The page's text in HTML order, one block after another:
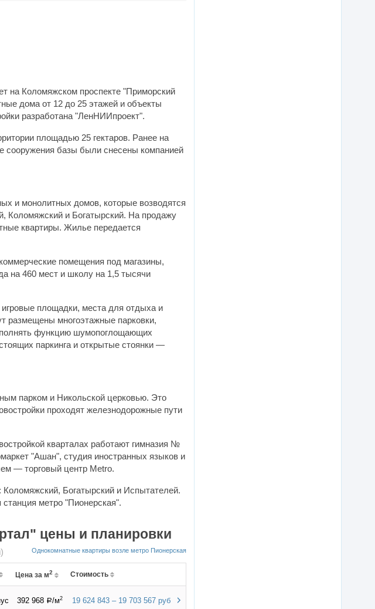
на Коломяжском проспекте "Приморский
дома от 12 до 25 этажей и объекты
разработана "ЛенНИИпроект".
площадью 25 гектаров. Ранее на
сооружения базы были снесены компанией
и монолитных домов, которые возводятся
Коломяжский и Богатырский. На продажу
квартиры. Жилье передается
помещения под магазины,
на 460 мест и школу на 1,5 тысячи
площадки, места для отдыха и
размещены многоэтажные парковки,
функцию шумопоглощающих
парком и Никольской церковью. Это
проходят железнодорожные пути
кварталах работают гимназия №
"Ашан", студия иностранных языков и
— торговый центр Metro.
Коломяжский, Богатырский и Испытателей.
метро "Пионерская".
цены и планировки
Однокомнатные квартиры возле метро Пионерская
Цена за м2 Стоимость
392 968 a/м2 19 624 843 – 19 703 567 руб